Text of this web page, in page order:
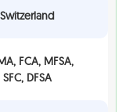
Switzerland
FCA, MFSA,
SFC, DFSA